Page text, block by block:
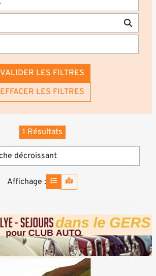
VALIDER LES FILTRES
EFFACER LES FILTRES
1 Résultats
Affichage :